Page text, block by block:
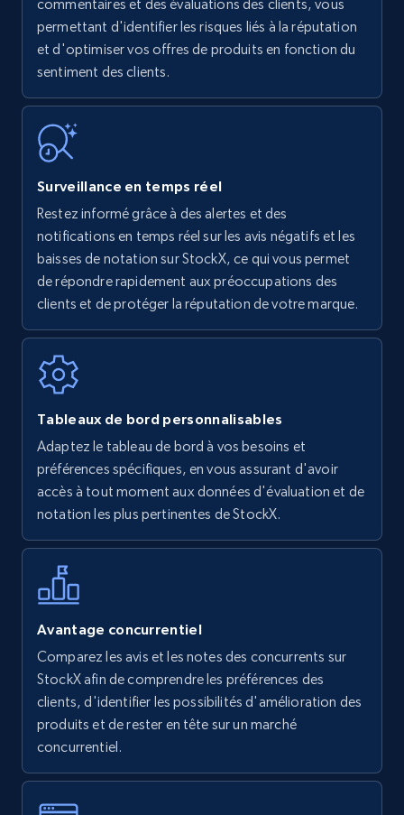
upc numbers
Title, Seller name, Brand, Description, Initial
price, Currency, Availability, Reviews count, and
35.2K+
Amazon Reviews
URL, Product name, Product rating, Product
rating object, Product rating max, Rating,
Author name, Asin, and more.
URL, Final price, Sku, Currency, Gtin,
Specifications, Image urls, Top reviews, and
more.
5.6K+ 875+ Commencer
Walmart - products - Find new products by
using specific category URL
URL, Final price, Sku, Currency, Gtin,
Specifications, Image urls, Top reviews, and
more.
5.6K+ 875+ Commencer
commentaires et des évaluations des clients, vous
permettant d'identifier les risques liés à la réputation
et d'optimiser vos offres de produits en fonction du
sentiment des clients.
Surveillance en temps réel
Restez informé grâce à des alertes et des
notifications en temps réel sur les avis négatifs et les
baisses de notation sur StockX, ce qui vous permet
de répondre rapidement aux préoccupations des
clients et de protéger la réputation de votre marque.
Tableaux de bord personnalisables
Adaptez le tableau de bord à vos besoins et
préférences spécifiques, en vous assurant d'avoir
accès à tout moment aux données d'évaluation et de
notation les plus pertinentes de StockX.
Avantage concurrentiel
Comparez les avis et les notes des concurrents sur
StockX afin de comprendre les préférences des
clients, d'identifier les possibilités d'amélioration des
produits et de rester en tête sur un marché
concurrentiel.